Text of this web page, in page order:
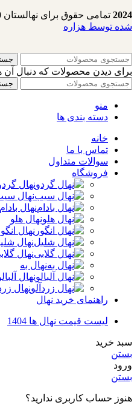
2024 تمامی حقوق برای نهالستان 20 نهال محفوظ میباشد
شده توسط هزاره
برای دیدن محصولات که دنبال آن
منو
دسته بندی ها
خانه
تماس با ما
سوالات متداول
فروشگاه
نهال
نهال
نهال بادام
نهال هلو
نهال
نهال
نهال
نهال به
نهال
نهال
راهنمای خرید نهال
لیست قیمت نهال ها 1404
سبد خرید
بستن
ورود
بستن
هنوز حساب کاربری ندارید؟